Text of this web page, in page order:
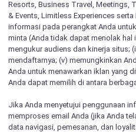
Resorts, Business Travel, Meetings,
& Events, Limitless Experiences serta
informasi pada perangkat Anda
minta (Anda tidak dapat menolak
mengukur audiens dan kinerja situs;
mendaftarnya; (v) memungkinkan
Anda untuk menawarkan iklan yang
Anda dapat memilih di antara
Jika Anda menyetujui penggunaan
memproses email Anda (jika Anda
data navigasi, pemesanan, dan